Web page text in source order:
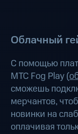
Облачный
С помощью
МТС Fog Play (
сможешь
мерчантов,
новинки на
оплачивая